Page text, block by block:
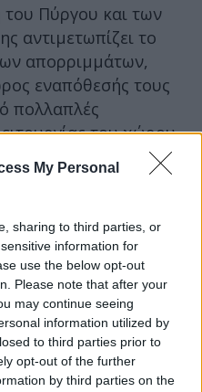
My Personal
sharing to third parties, or
information for
use the below opt-out
Please note that after your
may continue seeing
information utilized by
to third parties prior to
opt-out of the further
by third parties on the
του Πύργου και των
αντιμετωπίζει το
απορριμμάτων,
εναπόθεσής τους
πολλαπλές
του χώρου